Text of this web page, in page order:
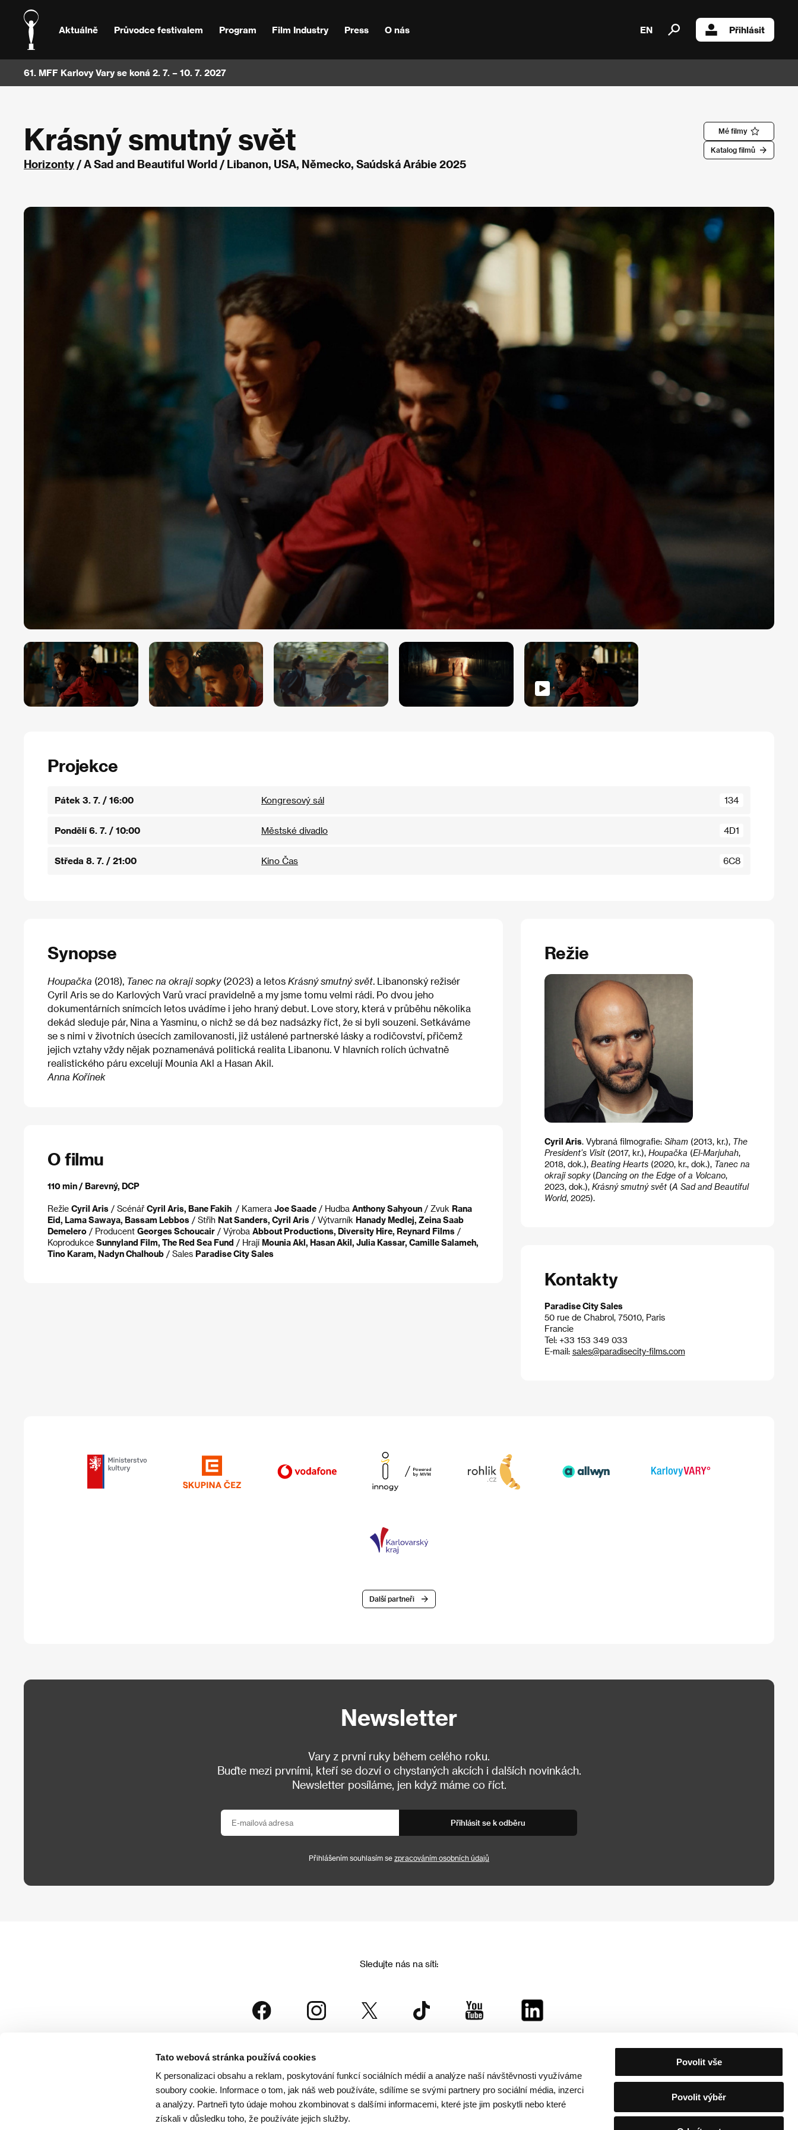
Tato webová stránka používá cookies
K personalizaci obsahu a reklam, poskytování funkcí sociálních médií a analýze naší návštěvnosti využíváme
soubory cookie. Informace o tom, jak náš web používáte, sdílíme se svými partnery pro sociální média, inzerci
a analýzy. Partneři tyto údaje mohou zkombinovat s dalšími informacemi, které jste jim poskytli nebo které
získali v důsledku toho, že používáte jejich služby.
Povolit vše
Povolit výběr
Aktuálně Průvodce festivalem Program Film Industry Press O nás EN Přihlásit
61. MFF Karlovy Vary se koná 2. 7. – 10. 7. 2027
Mé filmy
Katalog filmů
Krásný smutný svět
Horizonty / A Sad and Beautiful World / Libanon, USA, Německo, Saúdská Arábie 2025
Projekce
Pátek 3. 7. / 16:00 Kongresový sál 134
Pondělí 6. 7. / 10:00 Městské divadlo 4D1
Středa 8. 7. / 21:00 Kino Čas 6C8
Synopse
Houpačka (2018), Tanec na okraji sopky(2023) a letos Krásný smutný svět. Libanonský režisér
Cyril Aris se do Karlových Varů vrací pravidelně a my jsme tomu velmi rádi. Po dvou jeho
dokumentárních snímcích letos uvádíme i jeho hraný debut. Love story, která v průběhu několika
dekád sleduje pár, Nina a Yasminu, o nichž se dá bez nadsázky říct, že si byli souzeni. Setkáváme
se s nimi v životních úsecích zamilovanosti, již ustálené partnerské lásky a rodičovství, přičemž
jejich vztahy vždy nějak poznamenává politická realita Libanonu. V hlavních rolích úchvatně
realistického páru excelují Mounia Akl a Hasan Akil.
Anna Kořínek
O filmu
110 min / Barevný, DCP
Režie Cyril Aris / Scénář Cyril Aris, Bane Fakih / Kamera Joe Saade / Hudba Anthony Sahyoun / Zvuk Rana
Eid, Lama Sawaya, Bassam Lebbos / Střih Nat Sanders, Cyril Aris / Výtvarník Hanady Medlej, Zeina Saab
Demelero / Producent Georges Schoucair / Výroba Abbout Productions, Diversity Hire, Reynard Films /
Koprodukce Sunnyland Film, The Red Sea Fund / Hrají Mounia Akl, Hasan Akil, Julia Kassar, Camille Salameh,
Tino Karam, Nadyn Chalhoub / Sales Paradise City Sales
Režie
Cyril Aris. Vybraná filmografie: Siham(2013, kr.), The
President’s Visit(2017, kr.), Houpačka (El-Marjuhah,
2018, dok.), Beating Hearts(2020, kr., dok.), Tanec na
okraji sopky(Dancing on the Edge of a Volcano,
2023, dok.), Krásný smutný svět (A Sad and Beautiful
World, 2025).
Kontakty
Paradise City Sales
50 rue de Chabrol, 75010, Paris
Francie
Tel: +33 153 349 033
E-mail: sales@paradisecity-films.com
Další partneři
Newsletter
Vary z první ruky během celého roku.
Buďte mezi prvními, kteří se dozví o chystaných akcích i dalších novinkách.
Newsletter posíláme, jen když máme co říct.
Přihlásit se k odběru
Přihlášením souhlasím se zpracováním osobních údajů
Sledujte nás na síti:
je součástí rodiny KVIFF Group, která zastřešuje i další projekty: